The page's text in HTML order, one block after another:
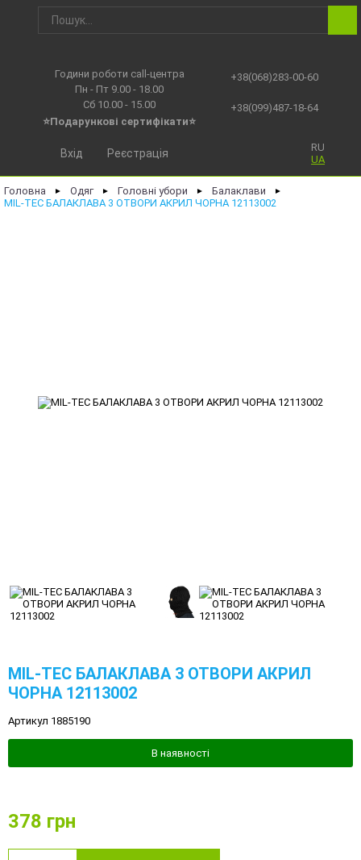
Години роботи call-центра
Пн - Пт 9.00 - 18.00
Сб 10.00 - 15.00
⭐Подарункові сертифікати⭐
+38(068)283-00-60
+38(099)487-18-64
RU
UA
Вхід Реєстрація
Головна ► Одяг ► Головні убори ► Балаклави ►
MIL-TEC БАЛАКЛАВА 3 ОТВОРИ АКРИЛ ЧОРНА 12113002
MIL-TEC БАЛАКЛАВА 3 ОТВОРИ АКРИЛ
ЧОРНА 12113002
Артикул 1885190
В наявності
378 грн